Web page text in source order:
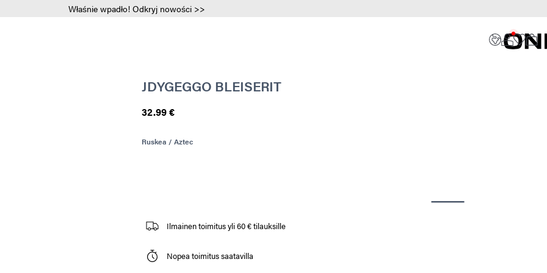
Właśnie wpadło! Odkryj nowości >>
JDYGEGGO BLEISERIT
32.99 €
Ruskea / Aztec
Ilmainen toimitus yli 60 € tilauksille
Nopea toimitus saatavilla